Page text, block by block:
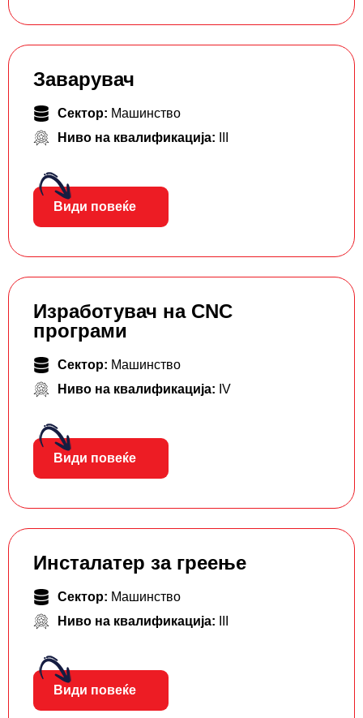
Заварувач
Сектор: Машинство
Ниво на квалификација:
Види повеќе
Изработувач на CNC
програми
Сектор: Машинство
Ниво на квалификација: IV
Види повеќе
Инсталатер за греење
Сектор: Машинство
Ниво на квалификација:
Види повеќе